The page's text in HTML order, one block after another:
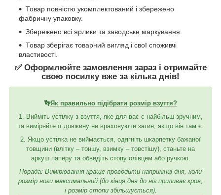
Товар повністю укомплектований і збережено
фабричну упаковку.
Збережено всі ярлики та заводське маркування.
Товар зберігає товарний вигляд і свої споживчі
властивості.
✅ Оформлюйте замовлення зараз і отримайте
свою посилку вже за кілька днів!
👣Як правильно підібрати розмір взуття?
1. Вийміть устілку з взуття, яке для вас є найбільш зручним,
та виміряйте її довжину не враховуючи загин, якщо він там є.
2. Якщо устілка не виймається, одягніть шкарпетку бажаної
товщини (влітку – тоншу, взимку – товстішу), станьте на
аркуш паперу та обведіть стопу олівцем або ручкою.
Порада: Вимірювання краще проводити наприкінці дня, коли
розмір ноги максимальний (до кінця дня до ніг приливає кров,
і розмір стопи збільшується).